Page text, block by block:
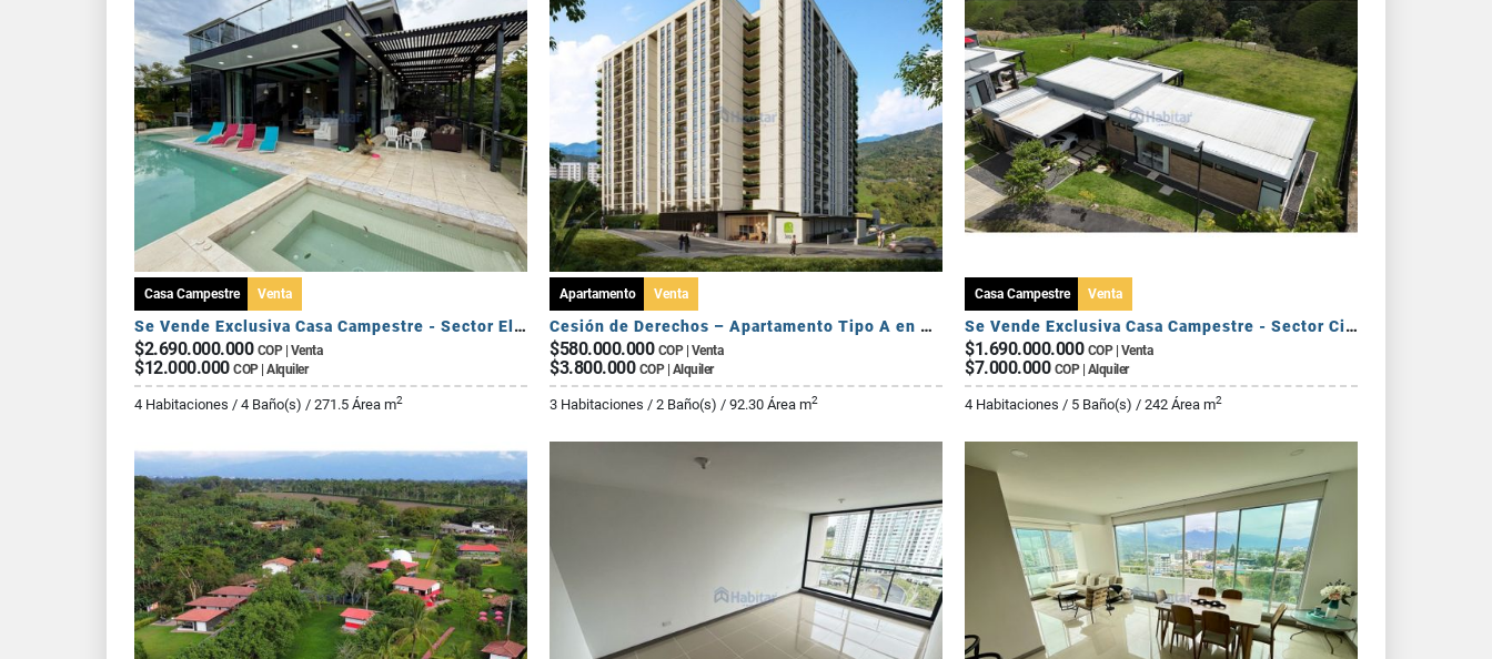
Casa Campestre Venta
Se Vende Exclusiva Casa Campestre - Sector El Caimo
$2.690.000.000 COP | Venta
$12.000.000 COP | Alquiler
4 Habitaciones / 4 Baño(s) / 271.5 Área m2
Apartamento Venta
Cesión de Derechos – Apartamento Tipo A en Seroa | Avenida Centenario
$580.000.000 COP | Venta
$3.800.000 COP | Alquiler
3 Habitaciones / 2 Baño(s) / 92.30 Área m2
Casa Campestre Venta
Se Vende Exclusiva Casa Campestre - Sector Circasia
$1.690.000.000 COP | Venta
$7.000.000 COP | Alquiler
4 Habitaciones / 5 Baño(s) / 242 Área m2